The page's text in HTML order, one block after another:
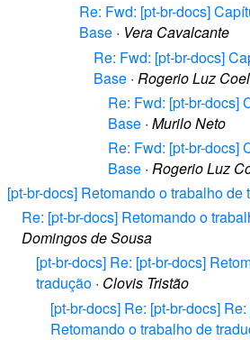
Re: Fwd: [pt-br-docs]
Base · Vera Cavalcante
Re: Fwd: [pt-br-docs]
Base · Rogerio Luz
Re: Fwd: [pt-br-docs]
Base · Murilo Neto
Re: Fwd: [pt-br-docs]
Base · Rogerio Luz
[pt-br-docs] Retomando o trabalho de
Re: [pt-br-docs] Retomando o
Domingos de Sousa
[pt-br-docs] Re: [pt-br-docs]
tradução · Clovis Tristão
[pt-br-docs] Re: [pt-br-docs]
Retomando o trabalho de